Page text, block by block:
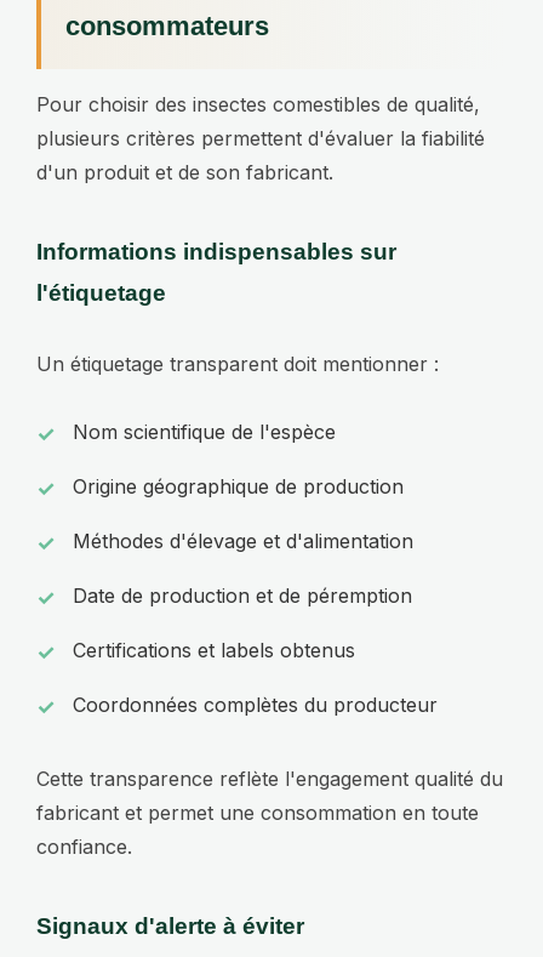
consommateurs
Pour choisir des insectes comestibles de qualité,
plusieurs critères permettent d'évaluer la fiabilité
d'un produit et de son fabricant.
Informations indispensables sur
l'étiquetage
Un étiquetage transparent doit mentionner :
Nom scientifique de l'espèce
Origine géographique de production
Méthodes d'élevage et d'alimentation
Date de production et de péremption
Certifications et labels obtenus
Coordonnées complètes du producteur
Cette transparence reflète l'engagement qualité du
fabricant et permet une consommation en toute
confiance.
Signaux d'alerte à éviter